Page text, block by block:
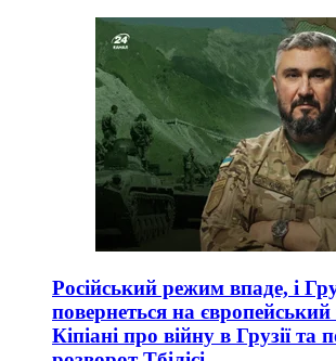
Російський режим впаде, і
повернеться на
Кіпіані про війну в Грузії та